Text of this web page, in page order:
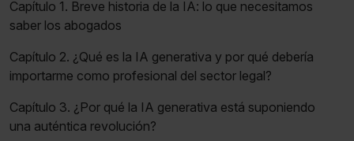
Capítulo 1. Breve historia de la IA: lo que necesitamos
saber los abogados
Capítulo 2. ¿Qué es la IA generativa y por qué debería
importarme como profesional del sector legal?
Capítulo 3. ¿Por qué la IA generativa está suponiendo
una auténtica revolución?